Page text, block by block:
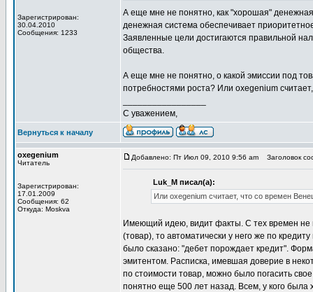
Зарегистрирован:
30.04.2010
Сообщения: 1233
А еще мне не понятно, как "хорошая"
денежная система обеспечивает
Заявленные цели достигаются правильной
общества.
А еще мне не понятно, о какой эмиссии под
потребностями роста? Или oxegenium
С уважением,
Вернуться к началу
oxegenium
Читатель
Зарегистрирован:
17.01.2009
Сообщения: 62
Откуда: Moskva
Добавлено: Пт Июл 09, 2010 9:56 am Заголовок
Luk_M писал(а):
Или oxegenium считает, что со времен
Имеющий идею, видит факты. С тех времен не
(товар), то автоматически у него же по
было сказано: "дебет порождает кредит".
эмитентом. Расписка, имевшая доверие в
по стоимости товар, можно было погасить
понятно еще 500 лет назад. Всем, у кого была